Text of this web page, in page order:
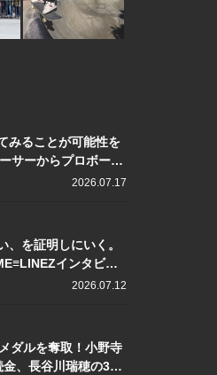
みることが可能性を
サーからプロボート
上田龍星が体現する
2026.07.17
、を証明しにいく。
インタビュ
2026.07.12
ダルを奪取！小野寺
、長谷川瑞穂の3メ